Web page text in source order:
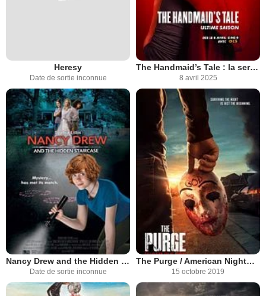
Heresy
Date de sortie inconnue
The Handmaid’s Tale : la servante écarlate
8 avril 2025
Nancy Drew and the Hidden Staircase
Date de sortie inconnue
The Purge / American Nightmare
15 octobre 2019